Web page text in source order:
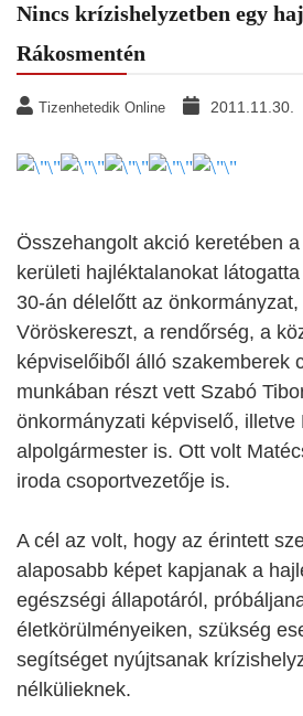
Nincs krízishelyzetben egy
Rákosmentén
Tizenhetedik Online 2011.11.30.
Összehangolt akció keretében
kerületi hajléktalanokat
30-án délelőtt az
Vöröskereszt, a rendőrség, a
képviselőiből álló szakemberek
munkában részt vett Szabó
önkormányzati képviselő, illetve
alpolgármester is. Ott volt
iroda csoportvezetője is.
A cél az volt, hogy az érintett
alaposabb képet kapjanak a
egészségi állapotáról,
életkörülményeiken, szükség
segítséget nyújtsanak
nélkülieknek.